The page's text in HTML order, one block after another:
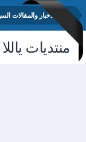
منتدى الأخبار والمقالات
منتديات